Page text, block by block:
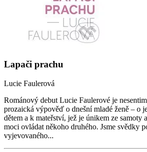
Lapači prachu
Lucie Faulerová
Románový debut Lucie Faulerové je
prozaická výpověď o dnešní mladé ženě – o
dětem a k mateřství, jež je únikem ze samoty
moci ovládat někoho druhého. Jsme svědky
vyjevovaného...